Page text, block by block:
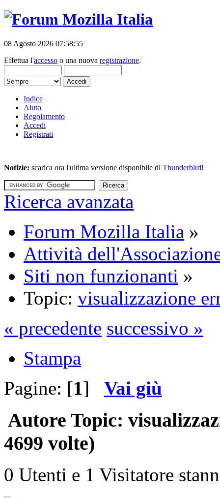
08 Agosto 2026 07:58:55
Effettua l'accesso o una nuova registrazione.
Indice
Aiuto
Regolamento
Accedi
Registrati
Notizie: scarica ora l'ultima versione disponibile di Thunderbird!
Ricerca avanzata
Forum Mozilla Italia »
Attività
Siti non funzionanti »
Topic: visualizzazione
« precedente successivo »
Stampa
Pagine: [1] Vai giù
Autore Topic:
4699 volte)
0 Utenti e 1 Visitatore